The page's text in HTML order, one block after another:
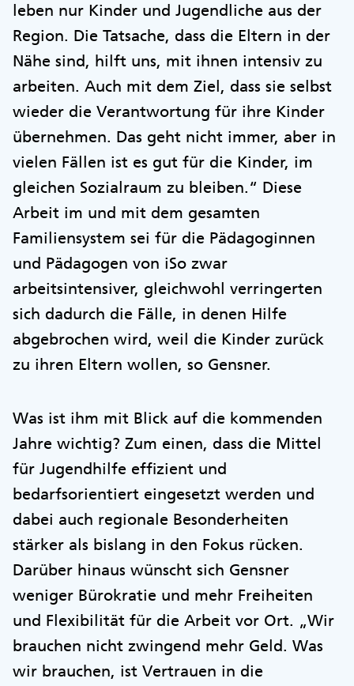
leben nur Kinder und Jugendliche aus der
Region. Die Tatsache, dass die Eltern in der
Nähe sind, hilft uns, mit ihnen intensiv zu
arbeiten. Auch mit dem Ziel, dass sie selbst
wieder die Verantwortung für ihre Kinder
übernehmen. Das geht nicht immer, aber in
vielen Fällen ist es gut für die Kinder, im
gleichen Sozialraum zu bleiben.“ Diese
Arbeit im und mit dem gesamten
Familiensystem sei für die Pädagoginnen
und Pädagogen von iSo zwar
arbeitsintensiver, gleichwohl verringerten
sich dadurch die Fälle, in denen Hilfe
abgebrochen wird, weil die Kinder zurück
zu ihren Eltern wollen, so Gensner.
Was ist ihm mit Blick auf die kommenden
Jahre wichtig? Zum einen, dass die Mittel
für Jugendhilfe effizient und
bedarfsorientiert eingesetzt werden und
dabei auch regionale Besonderheiten
stärker als bislang in den Fokus rücken.
Darüber hinaus wünscht sich Gensner
weniger Bürokratie und mehr Freiheiten
und Flexibilität für die Arbeit vor Ort. „Wir
brauchen nicht zwingend mehr Geld. Was
wir brauchen, ist Vertrauen in die